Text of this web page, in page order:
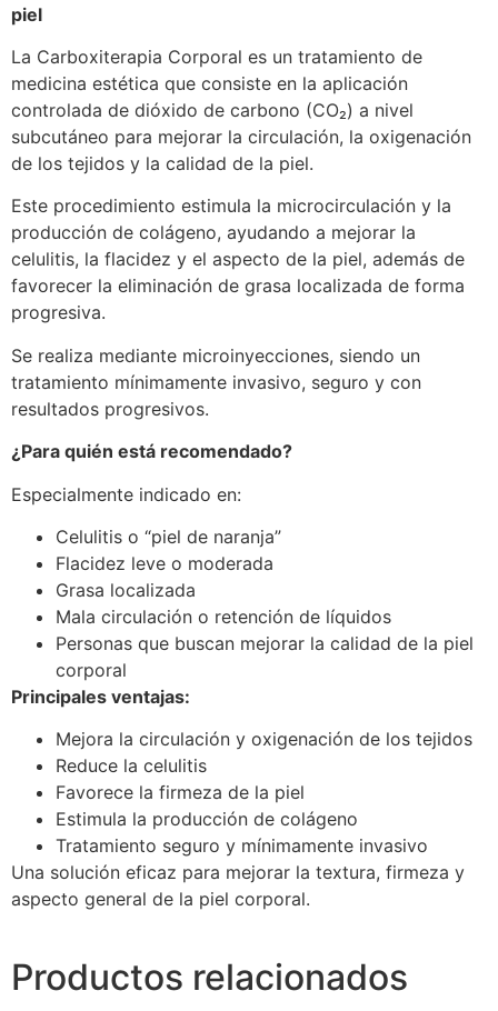
piel
La Carboxiterapia Corporal es un tratamiento de
medicina estética que consiste en la aplicación
controlada de dióxido de carbono (CO₂) a nivel
subcutáneo para mejorar la circulación, la oxigenación
de los tejidos y la calidad de la piel.
Este procedimiento estimula la microcirculación y la
producción de colágeno, ayudando a mejorar la
celulitis, la flacidez y el aspecto de la piel, además de
favorecer la eliminación de grasa localizada de forma
progresiva.
Se realiza mediante microinyecciones, siendo un
tratamiento mínimamente invasivo, seguro y con
resultados progresivos.
¿Para quién está recomendado?
Especialmente indicado en:
Celulitis o “piel de naranja”
Flacidez leve o moderada
Grasa localizada
Mala circulación o retención de líquidos
Personas que buscan mejorar la calidad de la piel
corporal
Principales ventajas:
Mejora la circulación y oxigenación de los tejidos
Reduce la celulitis
Favorece la firmeza de la piel
Estimula la producción de colágeno
Tratamiento seguro y mínimamente invasivo
Una solución eficaz para mejorar la textura, firmeza y
aspecto general de la piel corporal.
Productos relacionados